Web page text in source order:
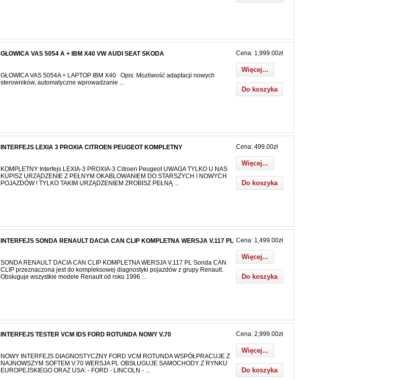
GŁOWICA VAS 5054 A + IBM X40 VW AUDI SEAT SKODA
GŁOWICA VAS 5054A + LAPTOP IBM X40 Opis: Mozliwość adaptacji nowych
sterowników, automatyczne wprowadzanie ...
Cena: 1,999.00zł
Więcej...
INTERFEJS LEXIA 3 PROXIA CITROEN PEUGEOT KOMPLETNY
KOMPLETNY Interfejs LEXIA-3 PROXIA-3 Citroen Peugeot UWAGA TYLKO U NAS
KUPISZ URZĄDZENIE Z PEŁNYM OKABLOWANIEM DO STARSZYCH I NOWYCH
POJAZDÓW ! TYLKO TAKIM URZĄDZENIEM ZROBISZ PEŁNĄ ...
Cena: 499.00zł
Więcej...
INTERFEJS SONDA RENAULT DACIA CAN CLIP KOMPLETNA WERSJA V.117 PL
SONDA RENAULT DACIA CAN CLIP KOMPLETNA WERSJA V.117 PL Sonda CAN
CLIP przeznaczona jest do kompleksowej diagnostyki pojazdów z grupy Renault.
Obsługuje wszystkie modele Renault od roku 1996 ...
Cena: 1,499.00zł
Więcej...
INTERFEJS TESTER VCM IDS FORD ROTUNDA NOWY V.70
NOWY INTERFEJS DIAGNOSTYCZNY FORD VCM ROTUNDA WSPÓŁPRACUJE Z
NAJNOWSZYM SOFTEM V.70 WERSJA PL OBSŁUGUJE SAMOCHODY Z RYNKU
EUROPEJSKIEGO ORAZ USA: - FORD - LINCOLN - ...
Cena: 2,999.00zł
Więcej...